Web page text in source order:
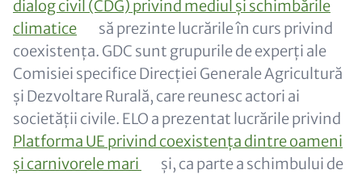
dialog civil (CDG) privind mediul și schimbările
climatice
să prezinte lucrările în curs privind
coexistența. GDC sunt grupurile de experți ale
Comisiei specifice Direcției Generale Agricultură
și Dezvoltare Rurală, care reunesc actori ai
societății civile. ELO a prezentat lucrările privind
Platforma UE privind coexistența dintre oameni
și carnivorele mari
și, ca parte a schimbului de